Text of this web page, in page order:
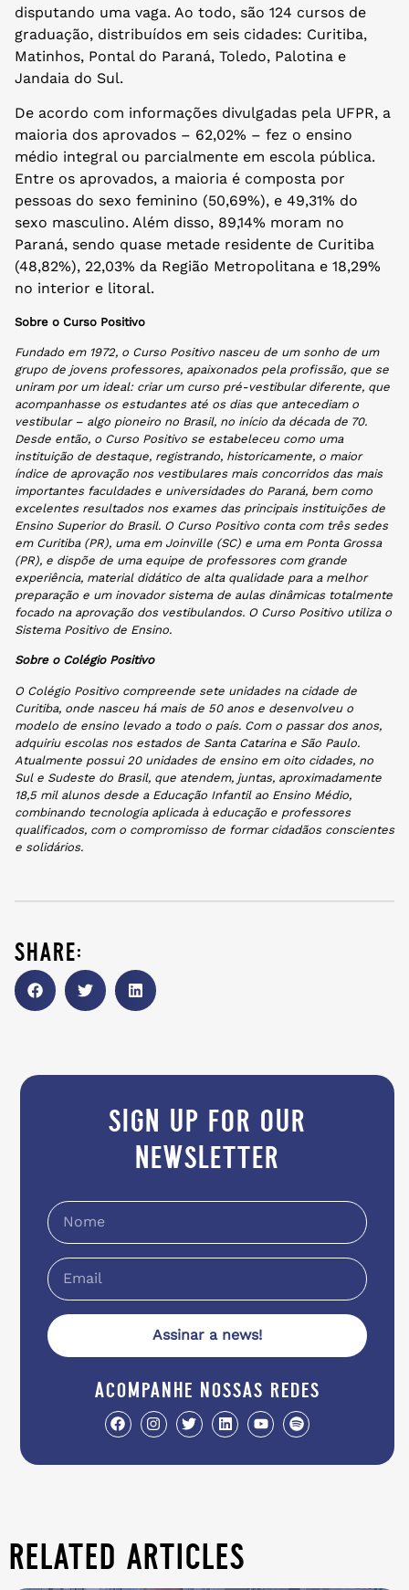
disputando uma vaga. Ao todo, são 124 cursos de
graduação, distribuídos em seis cidades: Curitiba,
Matinhos, Pontal do Paraná, Toledo, Palotina e
Jandaia do Sul.
De acordo com informações divulgadas pela UFPR, a
maioria dos aprovados – 62,02% – fez o ensino
médio integral ou parcialmente em escola pública.
Entre os aprovados, a maioria é composta por
pessoas do sexo feminino (50,69%), e 49,31% do
sexo masculino. Além disso, 89,14% moram no
Paraná, sendo quase metade residente de Curitiba
(48,82%), 22,03% da Região Metropolitana e 18,29%
no interior e litoral.
Sobre o Curso Positivo
Fundado em 1972, o Curso Positivo nasceu de um sonho de um
grupo de jovens professores, apaixonados pela profissão, que se
uniram por um ideal: criar um curso pré-vestibular diferente, que
acompanhasse os estudantes até os dias que antecediam o
vestibular – algo pioneiro no Brasil, no início da década de 70.
Desde então, o Curso Positivo se estabeleceu como uma
instituição de destaque, registrando, historicamente, o maior
índice de aprovação nos vestibulares mais concorridos das mais
importantes faculdades e universidades do Paraná, bem como
excelentes resultados nos exames das principais instituições de
Ensino Superior do Brasil. O Curso Positivo conta com três sedes
em Curitiba (PR), uma em Joinville (SC) e uma em Ponta Grossa
(PR), e dispõe de uma equipe de professores com grande
experiência, material didático de alta qualidade para a melhor
preparação e um inovador sistema de aulas dinâmicas totalmente
focado na aprovação dos vestibulandos. O Curso Positivo utiliza o
Sistema Positivo de Ensino.
Sobre o Colégio Positivo
O Colégio Positivo compreende sete unidades na cidade de
Curitiba, onde nasceu há mais de 50 anos e desenvolveu o
modelo de ensino levado a todo o país. Com o passar dos anos,
adquiriu escolas nos estados de Santa Catarina e São Paulo.
Atualmente possui 20 unidades de ensino em oito cidades, no
Sul e Sudeste do Brasil, que atendem, juntas, aproximadamente
18,5 mil alunos desde a Educação Infantil ao Ensino Médio,
combinando tecnologia aplicada à educação e professores
qualificados, com o compromisso de formar cidadãos conscientes
e solidários.
share:
sign up for our
newsletter
Assinar a news!
acompanhe nossas redes
related articles